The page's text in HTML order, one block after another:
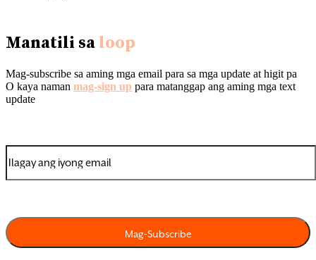
Manatili sa loop
Mag-subscribe sa aming mga email para sa mga update at higit pa
O kaya naman mag-sign up para matanggap ang aming mga text
update